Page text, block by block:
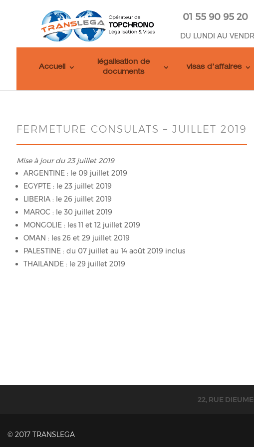
01 55 90 95 20
DU LUNDI AU
Accueil
légalisation de
documents
visas d’affaires
FERMETURE CONSULATS – JUILLET 2019
Mise à jour du 23 juillet 2019
ARGENTINE : le 09 juillet 2019
EGYPTE : le 23 juillet 2019
LIBERIA : le 26 juillet 2019
MAROC : le 30 juillet 2019
MONGOLIE : les 11 et 12 juillet 2019
OMAN : les 26 et 29 juillet 2019
PALESTINE : du 07 juillet au 14 août 2019 inclus
THAILANDE : le 29 juillet 2019
22, RUE
© 2017 TRANSLEGA